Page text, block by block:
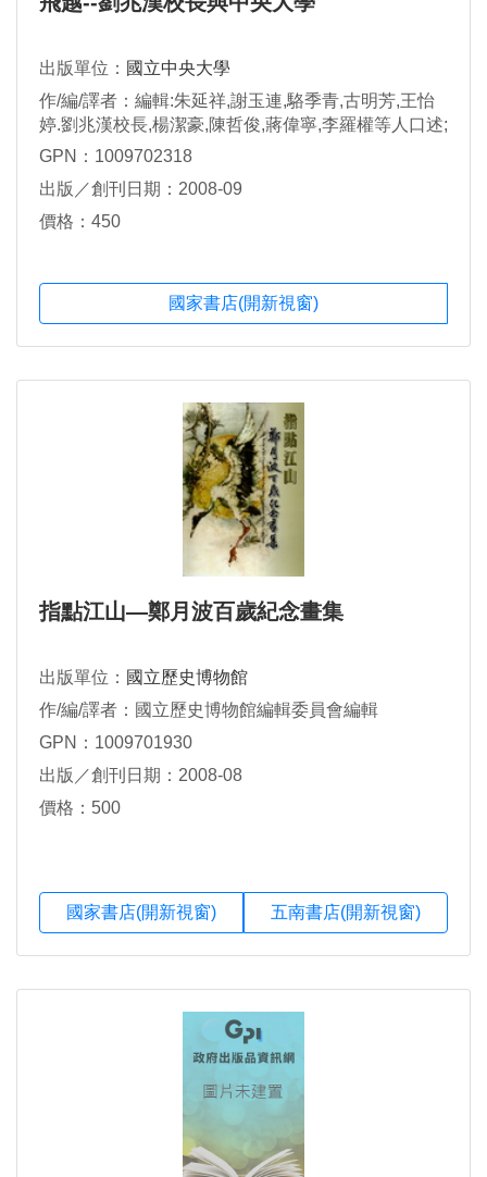
出版單位： 國立中央大學
作/編/譯者：編輯:朱延祥,謝玉連,駱季青,古明芳,王怡
婷.劉兆漢校長,楊潔豪,陳哲俊,蔣偉寧,李羅權等人口述;
蔣偉寧發行.
GPN：1009702318
出版／創刊日期：2008-09
價格：450
國家書店(開新視窗)
指點江山—鄭月波百歲紀念畫集
出版單位： 國立歷史博物館
作/編/譯者：國立歷史博物館編輯委員會編輯
GPN：1009701930
出版／創刊日期：2008-08
價格：500
國家書店(開新視窗) 五南書店(開新視窗)